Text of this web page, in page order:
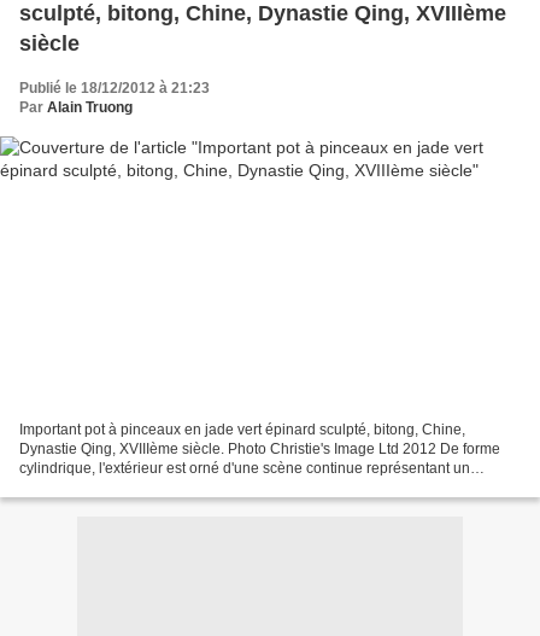
sculpté, bitong, Chine, Dynastie Qing, XVIIIème
siècle
Publié le 18/12/2012 à 21:23
Par Alain Truong
Important pot à pinceaux en jade vert épinard sculpté, bitong, Chine,
Dynastie Qing, XVIIIème siècle. Photo Christie's Image Ltd 2012 De forme
cylindrique, l'extérieur est orné d'une scène continue représentant un